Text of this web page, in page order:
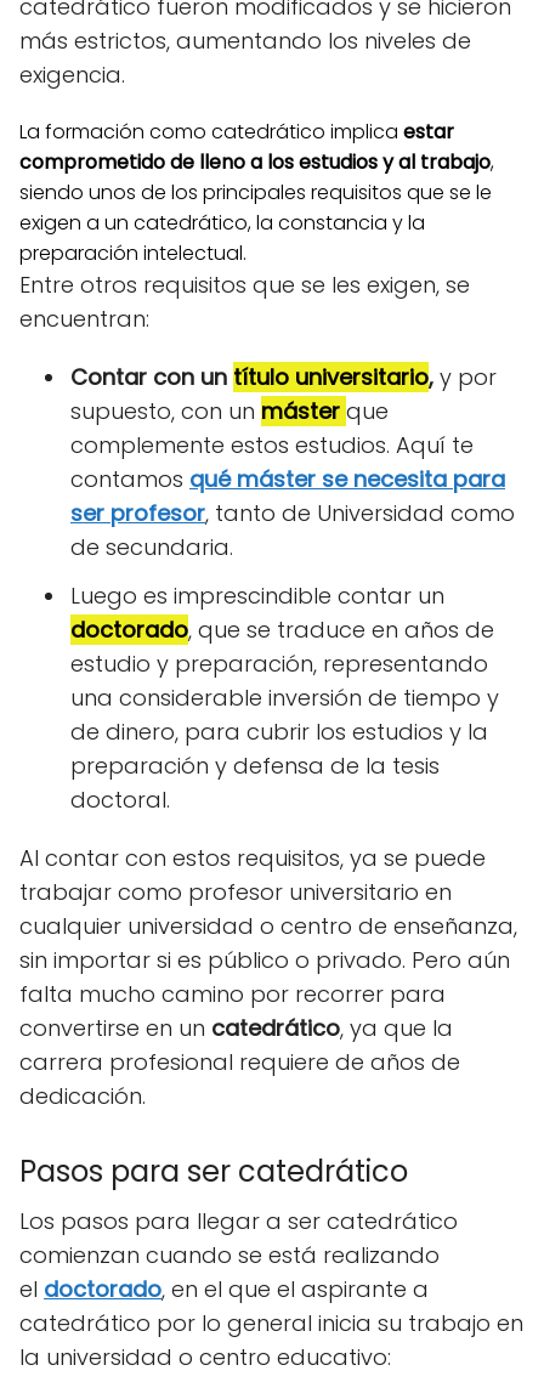
catedrático fueron modificados y se hicieron
más estrictos, aumentando los niveles de
exigencia.
La formación como catedrático implica estar
comprometido de lleno a los estudios y al trabajo,
siendo unos de los principales requisitos que se le
exigen a un catedrático, la constancia y la
preparación intelectual.
Entre otros requisitos que se les exigen, se
encuentran:
Contar con un título universitario, y por
supuesto, con un máster que
complemente estos estudios. Aquí te
contamos qué máster se necesita para
ser profesor, tanto de Universidad como
de secundaria.
Luego es imprescindible contar un
doctorado, que se traduce en años de
estudio y preparación, representando
una considerable inversión de tiempo y
de dinero, para cubrir los estudios y la
preparación y defensa de la tesis
doctoral.
Al contar con estos requisitos, ya se puede
trabajar como profesor universitario en
cualquier universidad o centro de enseñanza,
sin importar si es público o privado. Pero aún
falta mucho camino por recorrer para
convertirse en un catedrático, ya que la
carrera profesional requiere de años de
dedicación.
Pasos para ser catedrático
Los pasos para llegar a ser catedrático
comienzan cuando se está realizando
el doctorado, en el que el aspirante a
catedrático por lo general inicia su trabajo en
la universidad o centro educativo: